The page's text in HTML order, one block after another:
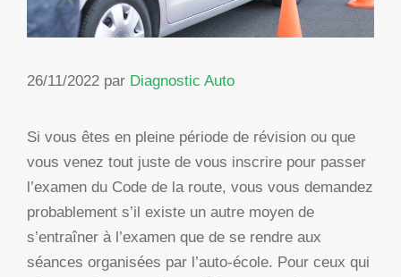
26/11/2022 par Diagnostic Auto
Si vous êtes en pleine période de révision ou que
vous venez tout juste de vous inscrire pour passer
l’examen du Code de la route, vous vous demandez
probablement s’il existe un autre moyen de
s’entraîner à l’examen que de se rendre aux
séances organisées par l’auto-école. Pour ceux qui